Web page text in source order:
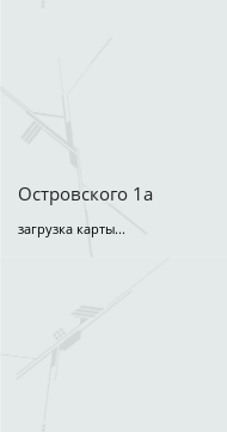
Островского 1а
загрузка карты...